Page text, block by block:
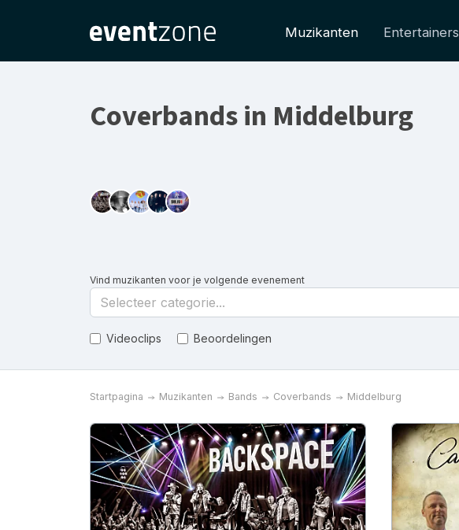
Muzikanten Entertainers
Coverbands in Middelburg
Vind muzikanten voor je volgende evenement
Selecteer categorie...
Videoclips Beoordelingen
Startpagina Muzikanten Bands Coverbands Middelburg